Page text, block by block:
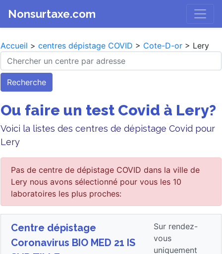
Nonsurtaxe.com
Accueil > centres dépistage COVID > Cote-D-or > Lery
Recherche
Ou faire un test Covid à Lery?
Voici la listes des centres de dépistage Covid pour
Lery
Pas de centre de dépistage COVID dans la ville de
Lery nous avons sélectionné pour vous les 10
laboratoires les plus proches:
Centre dépistage
Coronavirus BIO MED 21 IS
Sur rendez-
vous
uniquement